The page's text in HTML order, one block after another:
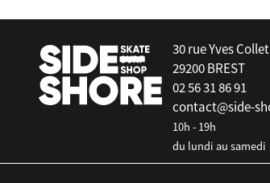
30 rue Yves
29200 BREST
02 56 31 86 91
contact@side-
10h - 19h
du lundi au samedi